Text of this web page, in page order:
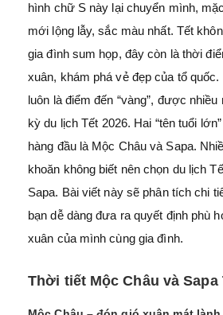
hình chữ S này lại chuyển mình,
mới lộng lẫy, sắc màu nhất. Tết
gia đình sum họp, đây còn là thời
xuân, khám phá vẻ đẹp của tổ
luôn là điểm đến “vàng”, được
kỳ du lịch Tết 2026. Hai “tên tuổi
hàng đầu là Mộc Châu và Sapa.
khoăn không biết nên chọn du lịch
Sapa. Bài viết này sẽ phân tích chi
bạn dễ dàng đưa ra quyết định phù
xuân của mình cùng gia đình.
Thời tiết Mộc Châu và Sapa